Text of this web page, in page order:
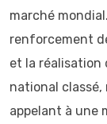
marché
renforcement
et la réalisation
national classé,
appelant à une